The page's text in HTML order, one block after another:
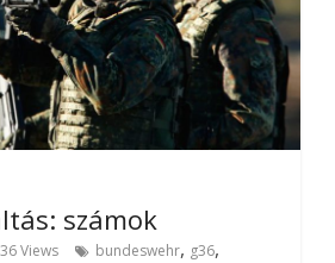
számok
Views bundeswehr, g36,